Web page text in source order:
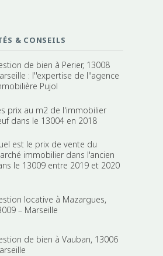
& CONSEILS
de bien à Perier, 13008
: l''expertise de l''agence
Pujol
prix au m2 de l'immobilier
dans le 13004 en 2018
est le prix de vente du
immobilier dans l'ancien
le 13009 entre 2019 et 2020
locative à Mazargues,
– Marseille
de bien à Vauban, 13006